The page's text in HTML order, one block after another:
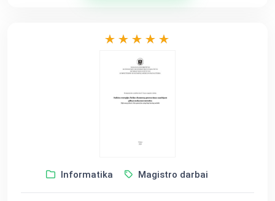
Informatika Magistro darbai